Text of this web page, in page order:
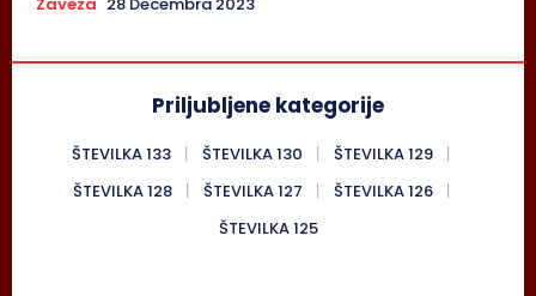
Priljubljene kategorije
ŠTEVILKA 133 ŠTEVILKA 130
ŠTEVILKA 129
ŠTEVILKA 128
ŠTEVILKA 127
ŠTEVILKA 126
ŠTEVILKA 125